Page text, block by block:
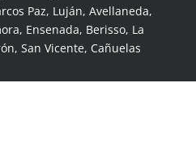
Paz, Luján, Avellaneda,
Ensenada, Berisso, La
San Vicente, Cañuelas